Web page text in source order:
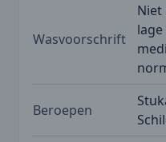
Wasvoorschrift
Beroepen